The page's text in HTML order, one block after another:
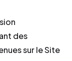
des
sur le Site